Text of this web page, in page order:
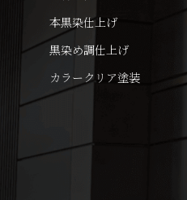
本黒染仕上げ
黒染め調仕上げ
カラークリア塗装